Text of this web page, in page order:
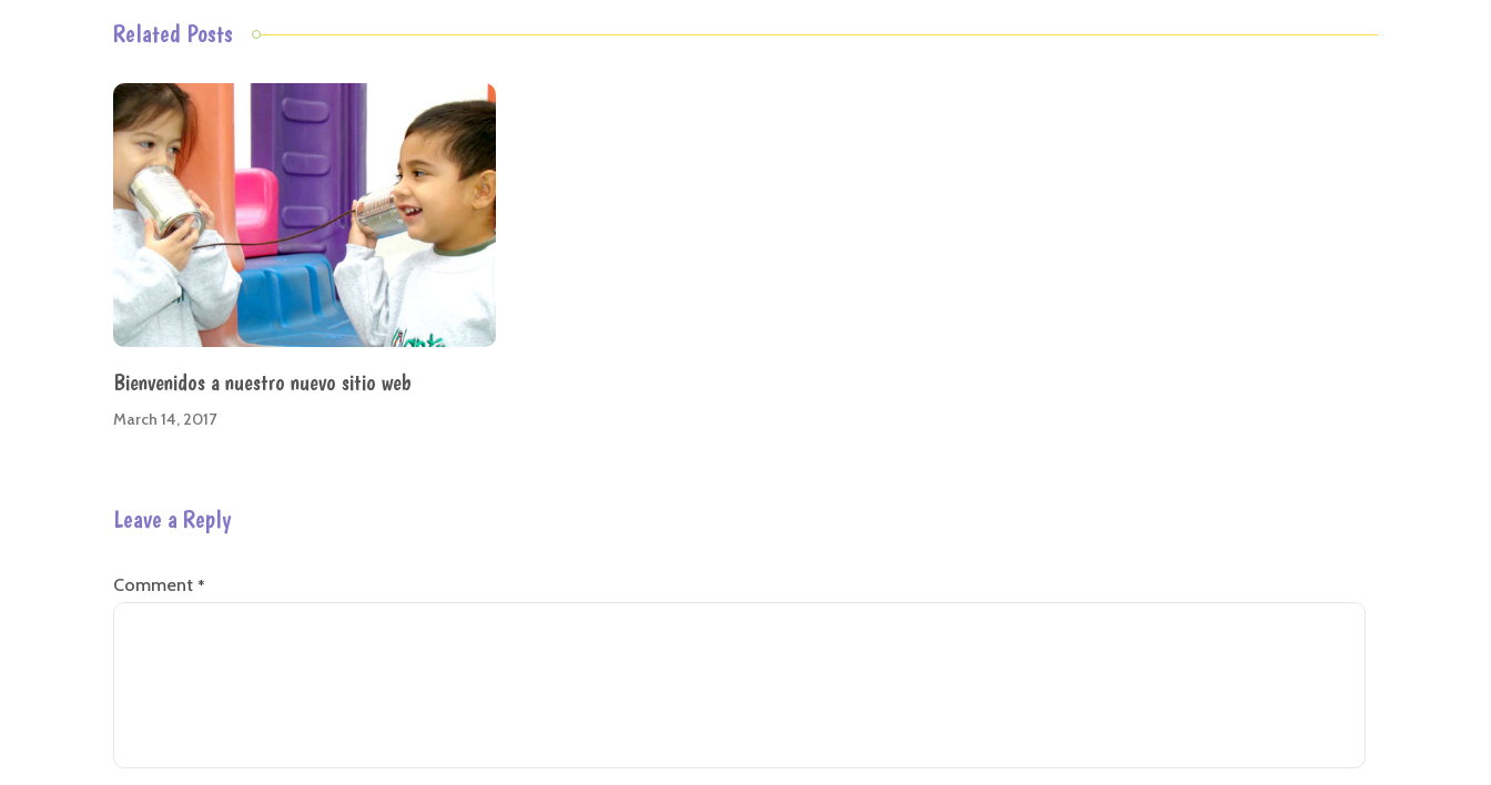
Related Posts
Bienvenidos a nuestro nuevo sitio web
March 14, 2017
Leave a Reply
Comment *